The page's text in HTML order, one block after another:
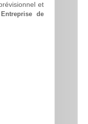
et
Entreprise de